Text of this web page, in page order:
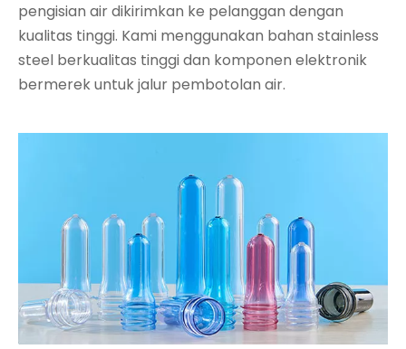
pengisian air dikirimkan ke pelanggan dengan
kualitas tinggi. Kami menggunakan bahan stainless
steel berkualitas tinggi dan komponen elektronik
bermerek untuk jalur pembotolan air.